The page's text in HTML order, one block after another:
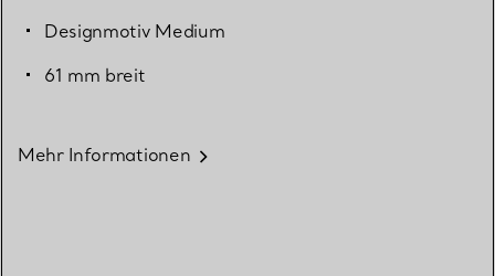
Designmotiv Medium
61 mm breit
Mehr Informationen